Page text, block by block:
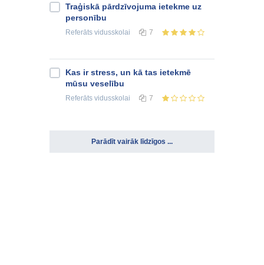
Traģiskā pārdzīvojuma ietekme uz
personību
Referāts vidusskolai 7
Kas ir stress, un kā tas ietekmē
mūsu veselību
Referāts vidusskolai 7
Parādīt vairāk līdzīgos ...